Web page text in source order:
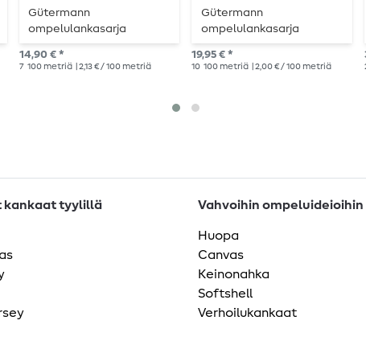
Gütermann
ompelulankasarja
yleiskäyttöinen ompelu
NEON-ompelulanka
14,90 € *
7 100 metriä | 2,13 € / 100 metriä
Gütermann
ompelulankasarja
yleiskäyttöinen
ompelukone PASTELL
19,95 € *
10 100 metriä | 2,00 € / 100 metriä
kankaat tyylillä Vahvoihin ompeluideioihin
Huopa
Canvas
Keinonahka
Softshell
Verhoilukankaat